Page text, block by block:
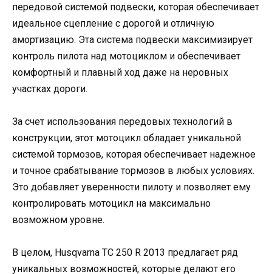
передовой системой подвески, которая обеспечивает
идеальное сцепление с дорогой и отличную
амортизацию. Эта система подвески максимизирует
контроль пилота над мотоциклом и обеспечивает
комфортный и плавный ход даже на неровных
участках дороги.
За счет использования передовых технологий в
конструкции, этот мотоцикл обладает уникальной
системой тормозов, которая обеспечивает надежное
и точное срабатывание тормозов в любых условиях.
Это добавляет уверенности пилоту и позволяет ему
контролировать мотоцикл на максимально
возможном уровне.
В целом, Husqvarna TC 250 R 2013 предлагает ряд
уникальных возможностей, которые делают его